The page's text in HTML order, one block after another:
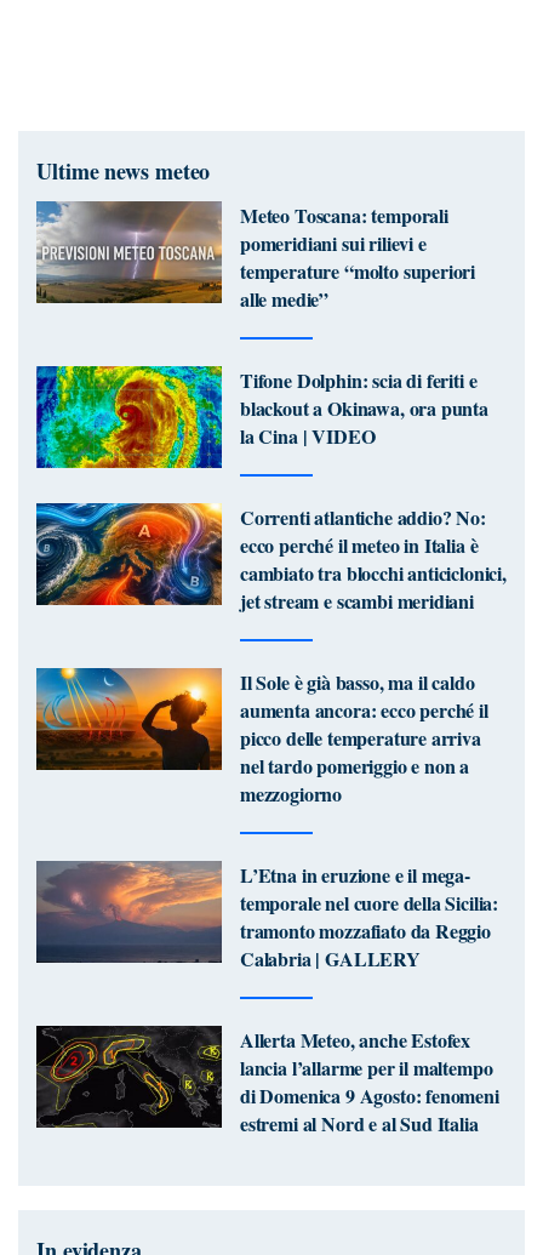
Ultime news meteo
Meteo Toscana: temporali
pomeridiani sui rilievi e
temperature “molto superiori
alle medie”
Tifone Dolphin: scia di feriti e
blackout a Okinawa, ora punta
la Cina | VIDEO
Correnti atlantiche addio? No:
ecco perché il meteo in Italia è
cambiato tra blocchi anticiclonici,
jet stream e scambi meridiani
Il Sole è già basso, ma il caldo
aumenta ancora: ecco perché il
picco delle temperature arriva
nel tardo pomeriggio e non a
mezzogiorno
L’Etna in eruzione e il mega-
temporale nel cuore della Sicilia:
tramonto mozzafiato da Reggio
Calabria | GALLERY
Allerta Meteo, anche Estofex
lancia l’allarme per il maltempo
di Domenica 9 Agosto: fenomeni
estremi al Nord e al Sud Italia